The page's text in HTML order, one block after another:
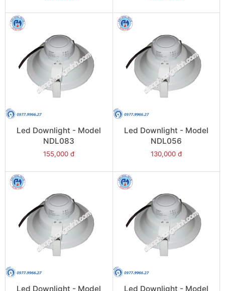
Led Downlight - Model
NDL083
155,000 đ
Led Downlight - Model
NDL056
130,000 đ
Led Downlight - Model
Led Downlight - Model